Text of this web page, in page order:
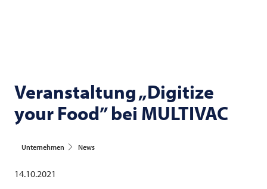
Veranstaltung „Digitize
your Food” bei MULTIVAC
Unternehmen News
14.10.2021